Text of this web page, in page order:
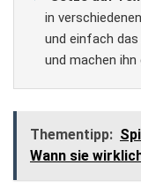
in
und einfach das
und machen
Thementipp:
Wann sie